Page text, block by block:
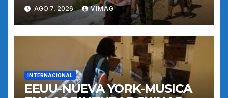
AGO 7, 2026 VIMAG
INTERNACIONAL
EEUU-NUEVA YORK-MUSICA